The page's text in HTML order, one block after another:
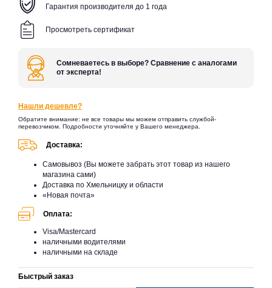
Гарантия производителя до 1 года
Просмотреть сертификат
Сомневаетесь в выборе? Сравнение с аналогами
от эксперта!
Нашли дешевле?
Обратите внимание: не все товары мы можем отправить службой-
перевозчиком. Подробности уточняйте у Вашего менеджера.
Доставка:
Самовывоз (Вы можете забрать этот товар из нашего
магазина сами)
Доставка по Хмельницку и области
«Новая почта»
Оплата:
Visa/Mastercard
наличными водителями
наличными на складе
Быстрый заказ